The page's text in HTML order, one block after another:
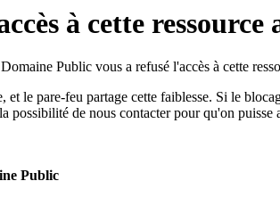
à cette ressource
Public vous a refusé l'accès à cette
et le pare-feu partage cette faiblesse. Si le
possibilité de nous contacter pour qu'on puisse
Public